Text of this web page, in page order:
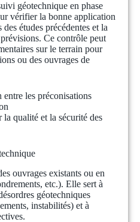
géotechnique en phase
vérifier la bonne application
études précédentes et la
Ce contrôle peut
sur le terrain pour
ou des ouvrages de
les préconisations
qualité et la sécurité des
ouvrages existants ou en
etc.). Elle sert à
géotechniques
instabilités) et à